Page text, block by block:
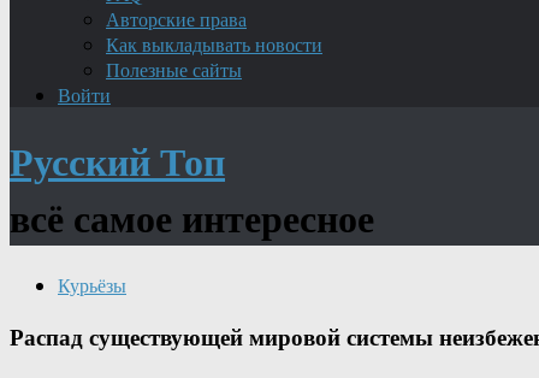
Авторские права
Как выкладывать новости
Полезные сайты
Войти
Русский Топ
всё самое интересное
Курьёзы
Распад существующей мировой системы